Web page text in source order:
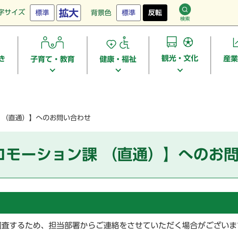
サイズ 標準 拡大 背景色 標準 反転
検索
子育て・教育 健康・福祉 観光・文化 産
直通）】へのお問い合わせ
モーション課 （直通）】へのお
するため、担当部署からご連絡をさせていただく場合がござい